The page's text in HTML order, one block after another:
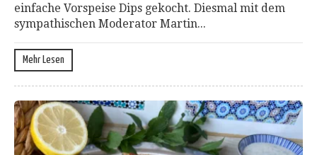
einfache Vorspeise Dips gekocht. Diesmal mit dem
sympathischen Moderator Martin...
Mehr Lesen